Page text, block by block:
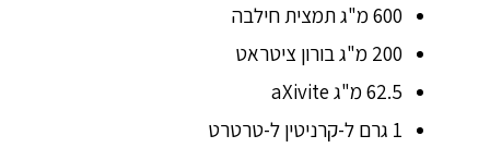
600 מ"ג תמצית חילבה
200 מ"ג בורון ציטראט
62.5 מ"ג aXivite
1 גרם ל-קרניטין ל-טרטרט